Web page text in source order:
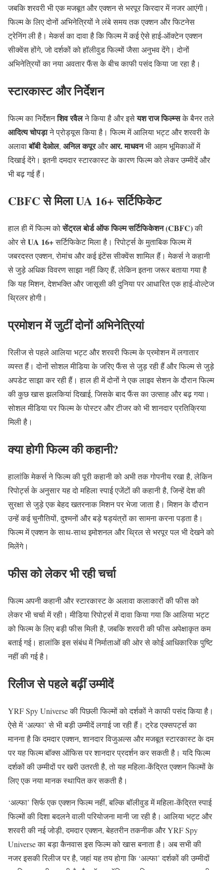
जबकि शरवरी भी एक मजबूत और एक्शन से भरपूर किरदार में नजर आएंगी।
फिल्म के लिए दोनों अभिनेत्रियों ने लंबे समय तक एक्शन और फिटनेस
ट्रेनिंग ली है। मेकर्स का दावा है कि फिल्म में कई ऐसे हाई-ऑक्टेन एक्शन
सीक्वेंस होंगे, जो दर्शकों को हॉलीवुड फिल्मों जैसा अनुभव देंगे। दोनों
अभिनेत्रियों का नया अवतार फैंस के बीच काफी पसंद किया जा रहा है।
स्टारकास्ट और निर्देशन
फिल्म का निर्देशनशिव रवैलने किया है और इसेयश राज फिल्म्सके बैनर तले
आदित्य चोपड़ाने प्रोड्यूस किया है। फिल्म में आलिया भट्ट और शरवरी के
अलावाबॉबी देओल, अनिल कपूरऔरआर. माधवनभी अहम भूमिकाओं में
दिखाई देंगे। इतनी दमदार स्टारकास्ट के कारण फिल्म को लेकर उम्मीदें और
भी बढ़ गई हैं।
CBFC से मिला UA 16+ सर्टिफिकेट
हाल ही में फिल्म कोसेंट्रल बोर्ड ऑफ फिल्म सर्टिफिकेशन (CBFC)की
ओर सेUA 16+सर्टिफिकेट मिला है। रिपोर्ट्स के मुताबिक फिल्म में
जबरदस्त एक्शन, रोमांच और कई इंटेंस सीक्वेंस शामिल हैं। मेकर्स ने कहानी
से जुड़े अधिक विवरण साझा नहीं किए हैं, लेकिन इतना जरूर बताया गया है
कि यह मिशन, देशभक्ति और जासूसी की दुनिया पर आधारित एक हाई-वोल्टेज
थ्रिलर होगी।
प्रमोशन में जुटीं दोनों अभिनेत्रियां
रिलीज से पहले आलिया भट्ट और शरवरी फिल्म के प्रमोशन में लगातार
व्यस्त हैं। दोनों सोशल मीडिया के जरिए फैंस से जुड़ रही हैं और फिल्म से जुड़े
अपडेट साझा कर रही हैं। हाल ही में दोनों ने एक लाइव सेशन के दौरान फिल्म
की कुछ खास झलकियां दिखाई, जिसके बाद फैंस का उत्साह और बढ़ गया।
सोशल मीडिया पर फिल्म के पोस्टर और टीजर को भी शानदार प्रतिक्रिया
मिली है।
क्या होगी फिल्म की कहानी?
हालांकि मेकर्स ने फिल्म की पूरी कहानी को अभी तक गोपनीय रखा है, लेकिन
रिपोर्ट्स के अनुसार यह दो महिला स्पाई एजेंटों की कहानी है, जिन्हें देश की
सुरक्षा से जुड़े एक बेहद खतरनाक मिशन पर भेजा जाता है। मिशन के दौरान
उन्हें कई चुनौतियों, दुश्मनों और बड़े षड्यंत्रों का सामना करना पड़ता है।
फिल्म में एक्शन के साथ-साथ इमोशनल और थ्रिल से भरपूर पल भी देखने को
मिलेंगे।
फीस को लेकर भी रही चर्चा
फिल्म अपनी कहानी और स्टारकास्ट के अलावा कलाकारों की फीस को
लेकर भी चर्चा में रही। मीडिया रिपोर्ट्स में दावा किया गया कि आलिया भट्ट
को फिल्म के लिए बड़ी फीस मिली है, जबकि शरवरी की फीस अपेक्षाकृत कम
बताई गई। हालांकि इस संबंध में निर्माताओं की ओर से कोई आधिकारिक पुष्टि
नहीं की गई है।
रिलीज से पहले बढ़ीं उम्मीदें
YRF Spy Universe की पिछली फिल्मों को दर्शकों ने काफी पसंद किया है।
ऐसे में ‘अल्फा’ से भी बड़ी उम्मीदें लगाई जा रही हैं। ट्रेड एक्सपर्ट्स का
मानना है कि दमदार एक्शन, शानदार विजुअल्स और मजबूत स्टारकास्ट के दम
पर यह फिल्म बॉक्स ऑफिस पर शानदार प्रदर्शन कर सकती है। यदि फिल्म
दर्शकों की उम्मीदों पर खरी उतरती है, तो यह महिला-केंद्रित एक्शन फिल्मों के
लिए एक नया मानक स्थापित कर सकती है।
‘अल्फा’ सिर्फ एक एक्शन फिल्म नहीं, बल्कि बॉलीवुड में महिला-केंद्रित स्पाई
फिल्मों की दिशा बदलने वाली परियोजना मानी जा रही है। आलिया भट्ट और
शरवरी की नई जोड़ी, दमदार एक्शन, बेहतरीन तकनीक और YRF Spy
Universe का बड़ा कैनवास इस फिल्म को खास बनाता है। अब सभी की
नजर इसकी रिलीज पर है, जहां यह तय होगा कि ‘अल्फा’ दर्शकों की उम्मीदों